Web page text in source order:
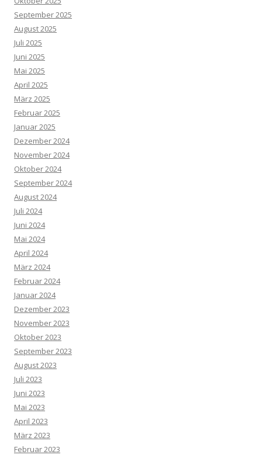
September 2025
August 2025
Juli 2025
Juni 2025
Mai 2025
April 2025
März 2025
Februar 2025
Januar 2025
Dezember 2024
November 2024
Oktober 2024
September 2024
August 2024
Juli 2024
Juni 2024
Mai 2024
April 2024
März 2024
Februar 2024
Januar 2024
Dezember 2023
November 2023
Oktober 2023
September 2023
August 2023
Juli 2023
Juni 2023
Mai 2023
April 2023
März 2023
Februar 2023